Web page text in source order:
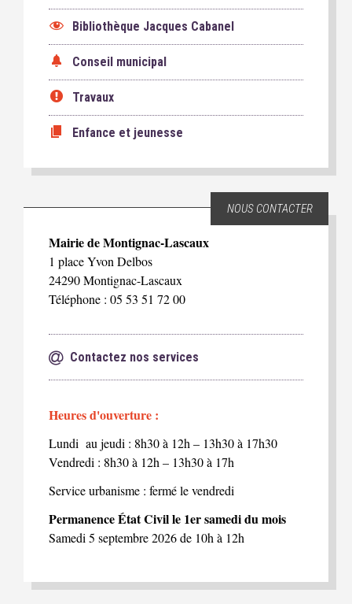
Bibliothèque Jacques Cabanel
Conseil municipal
Travaux
Enfance et jeunesse
NOUS CONTACTER
Mairie de Montignac-Lascaux
1 place Yvon Delbos
24290 Montignac-Lascaux
Téléphone : 05 53 51 72 00
Contactez nos services
Heures d'ouverture :
Lundi au jeudi : 8h30 à 12h – 13h30 à 17h30
Vendredi : 8h30 à 12h – 13h30 à 17h
Service urbanisme : fermé le vendredi
Permanence État Civil le 1er samedi du mois
Samedi 5 septembre 2026 de 10h à 12h